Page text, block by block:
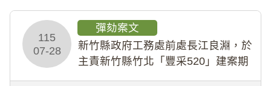
115
07-28
彈劾案文
新竹縣政府工務處前處長江良淵，於
主責新竹縣竹北「豐采520」建案期